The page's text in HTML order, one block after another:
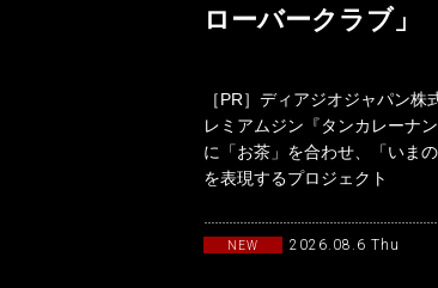
ローバークラブ」
［PR］ディアジオジャパン株
レミアムジン『タンカレーナ
に「お茶」を合わせ、「いまの
を表現するプロジェクト
NEW 2026.08.6 Thu